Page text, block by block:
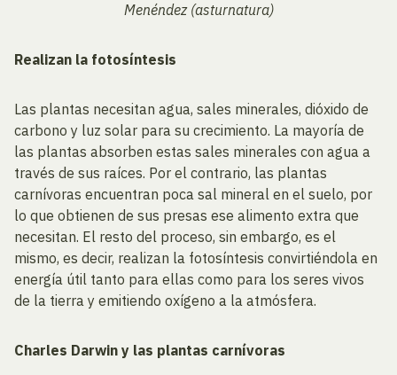
Menéndez (asturnatura)
Realizan la fotosíntesis
Las plantas necesitan agua, sales minerales, dióxido de
carbono y luz solar para su crecimiento. La mayoría de
las plantas absorben estas sales minerales con agua a
través de sus raíces. Por el contrario, las plantas
carnívoras encuentran poca sal mineral en el suelo, por
lo que obtienen de sus presas ese alimento extra que
necesitan. El resto del proceso, sin embargo, es el
mismo, es decir, realizan la fotosíntesis convirtiéndola en
energía útil tanto para ellas como para los seres vivos
de la tierra y emitiendo oxígeno a la atmósfera.
Charles Darwin y las plantas carnívoras